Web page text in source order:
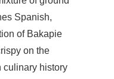
Spanish,
of Bakapie
on the
culinary history